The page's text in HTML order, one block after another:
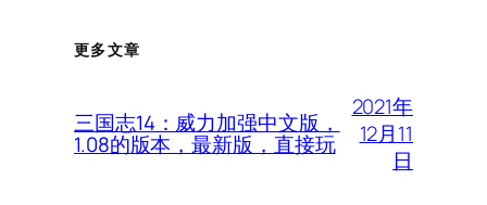
更多文章
三国志14：威力加强中文版，
1.08的版本，最新版，直接玩
2021年
12月11
日